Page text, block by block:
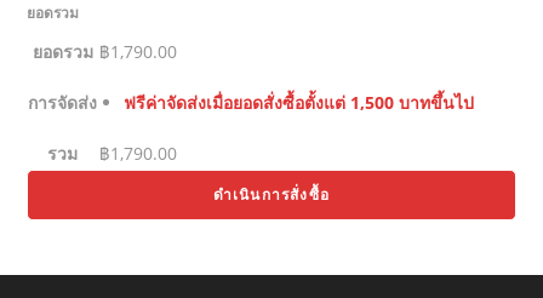
ยอดรวม
ยอดรวม ฿1,790.00
การจัดส่ง ฟรีค่าจัดส่งเมื่อยอดสั่งซื้อตั้งแต่ 1,500 บาทขึ้นไป
รวม ฿1,790.00
ดำเนินการสั่งซื้อ